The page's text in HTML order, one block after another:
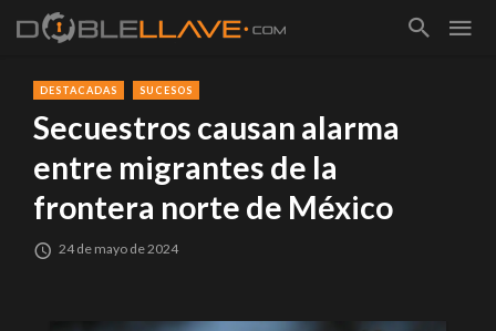
DESTACADAS SUCESOS
Secuestros causan alarma
entre migrantes de la
frontera norte de México
24 de mayo de 2024